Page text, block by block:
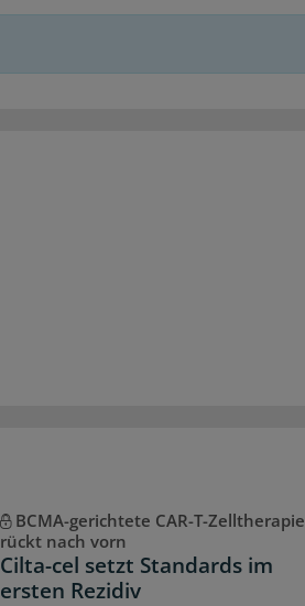
BCMA-gerichtete CAR-T-Zelltherapie
rückt nach vorn
Cilta-cel setzt Standards im
ersten Rezidiv